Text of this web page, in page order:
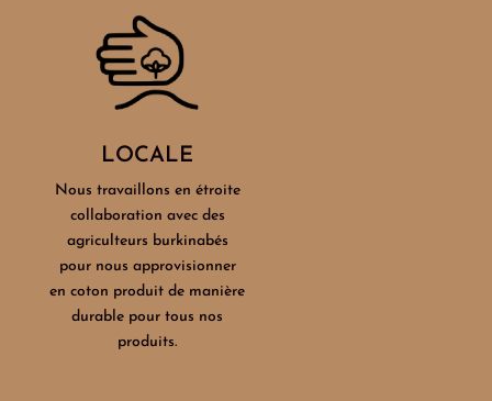
LOCALE
Nous travaillons en étroite
collaboration avec des
agriculteurs burkinabés
pour nous approvisionner
en coton produit de manière
durable pour tous nos
produits.